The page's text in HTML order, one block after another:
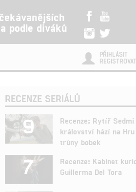
podle diváků
PŘIHLÁSIT
REGISTROVAT
RECENZE SERIÁLŮ
9
Recenze: Rytíř Sedmi
království hází na Hru
trůny bobek
7
Recenze: Kabinet
Guillerma Del Tora